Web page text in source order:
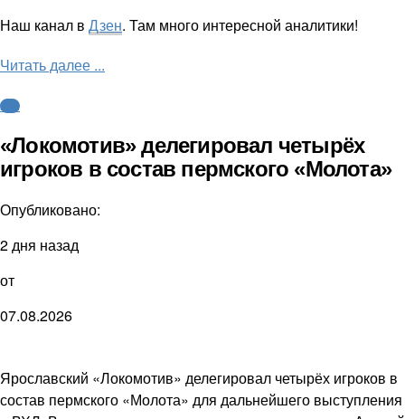
Наш канал в Дзен. Там много интересной аналитики!
Читать далее ...
КХЛ
«Локомотив» делегировал четырёх
игроков в состав пермского «Молота»
Опубликовано:
2 дня назад
от
07.08.2026
Ярославский «Локомотив» делегировал четырёх игроков в
состав пермского «Молота» для дальнейшего выступления